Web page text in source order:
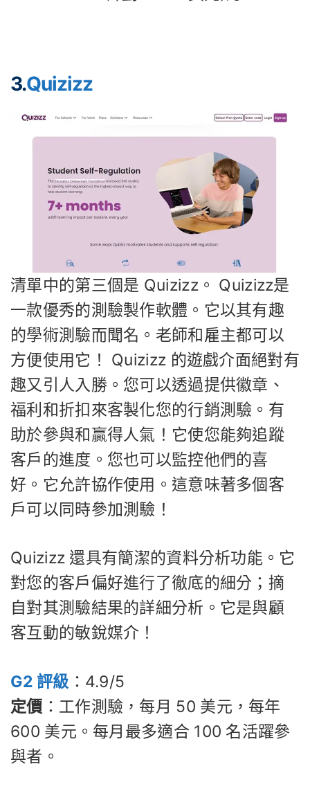
3.Quizizz
清單中的第三個是 Quizizz。 Quizizz是
一款優秀的測驗製作軟體。它以其有趣
的學術測驗而聞名。老師和雇主都可以
方便使用它！ Quizizz 的遊戲介面絕對有
趣又引人入勝。您可以透過提供徽章、
福利和折扣來客製化您的行銷測驗。有
助於參與和贏得人氣！它使您能夠追蹤
客戶的進度。您也可以監控他們的喜
好。它允許協作使用。這意味著多個客
戶可以同時參加測驗！
Quizizz 還具有簡潔的資料分析功能。它
對您的客戶偏好進行了徹底的細分；摘
自對其測驗結果的詳細分析。它是與顧
客互動的敏銳媒介！
G2 評級 ：4.9/5
定價 ：工作測驗，每月 50 美元，每年
600 美元。每月最多適合 100 名活躍參
與者。